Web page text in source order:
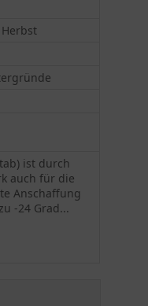
ist durch
auch für die
Anschaffung
-24 Grad...